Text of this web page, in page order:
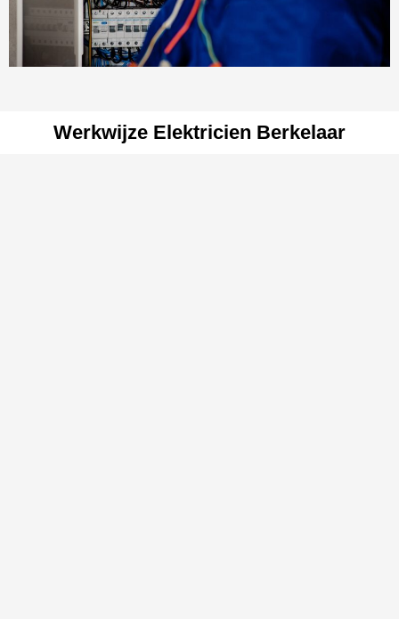
Werkwijze Elektricien Berkelaar